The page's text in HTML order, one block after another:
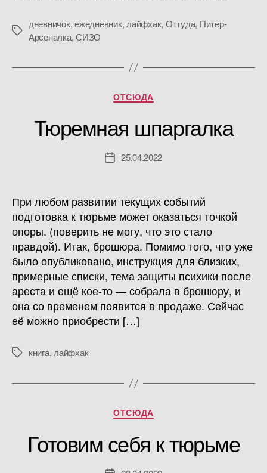
Метки
дневничок,ежедневник, лайфхак, Оттуда, Питер-
Арсеналка,СИЗО
Рубрики
ОТСЮДА
Тюремная шпаргалка
Дата25.04.2022
При любом развитии текущих событий
подготовка к тюрьме может оказаться точкой
опоры. (поверить не могу, что это стало
правдой). Итак, брошюра. Помимо того, что уже
было опубликовано, инструкция для близких,
примерные списки, тема защиты психики после
ареста и ещё кое-то — собрала в брошюру, и
она со временем появится в продаже. Сейчас
её можно приобрести […]
Меткикнига,лайфхак
Рубрики
ОТСЮДА
Готовим себя к тюрьме